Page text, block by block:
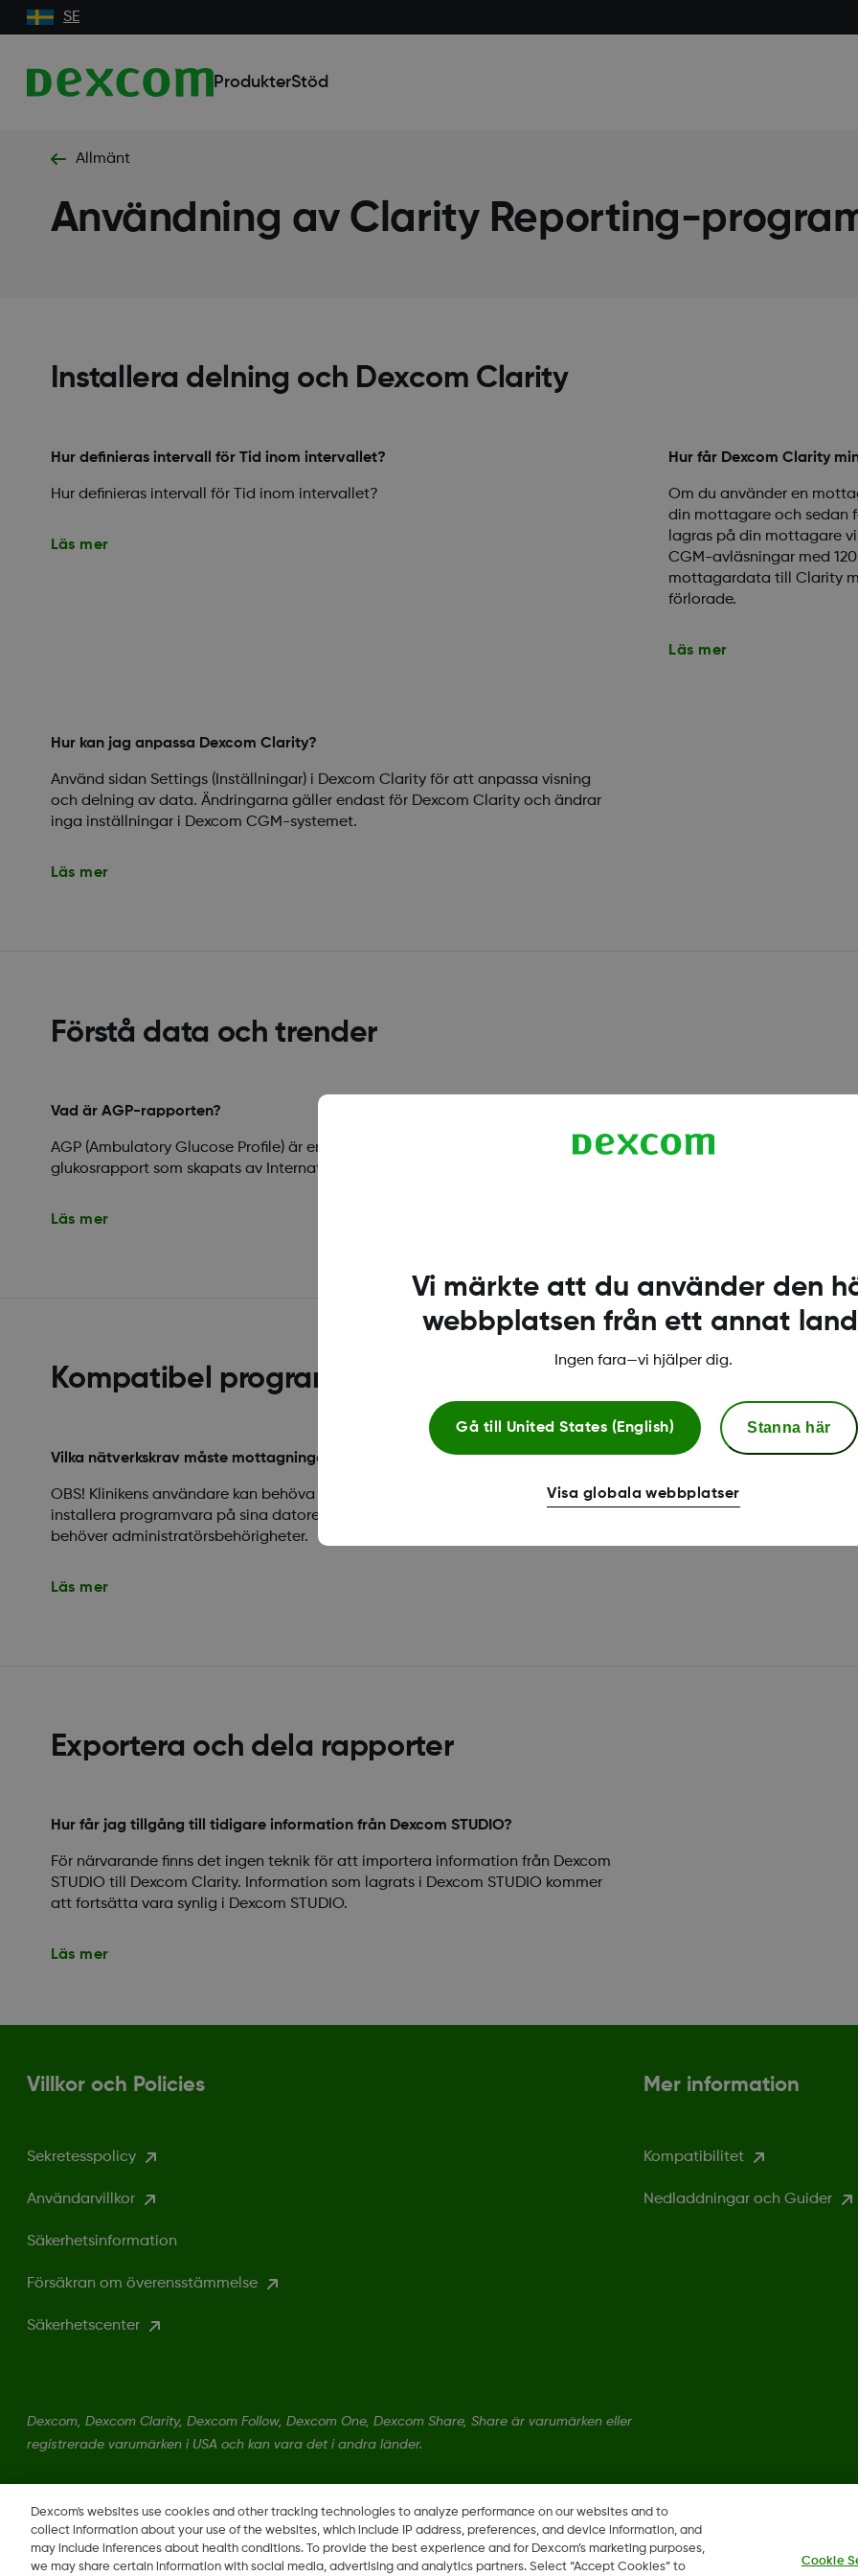
SE
ProdukterStöd
Allmänt
Användning av Clarity Reporting-
Installera delning och Dexcom Clarity
Hur definieras intervall för Tid inom intervallet?
Hur definieras intervall för Tid inom intervallet?
Läs mer
Hur får Dexcom Clarity
Om du använder en
din mottagare och sedan
lagras på din mottagare
CGM-avläsningar med
mottagardata till Clarity
förlorade.
Läs mer
Hur kan jag anpassa Dexcom Clarity?
Använd sidan Settings (Inställningar) i Dexcom Clarity för att anpassa visning
och delning av data. Ändringarna gäller endast för Dexcom Clarity och ändrar
inga inställningar i Dexcom CGM-systemet.
Läs mer
Förstå data och trender
Vad är AGP-rapporten?
AGP (Ambulatory Glucose Profile) är en licensierad, standardiserad
glukosrapport som skapats av International Diabetes Center (IDC).
Läs mer
All information som
Kompatibel programvara och kompatibla appar
Vilka nätverkskrav måste mottagningar känna till för Dexcom Clarity?
OBS! Klinikens användare kan behöva administratörsbehörigheter för att
installera programvara på sina datorer. Kontakta din lokala IT-support om du
behöver administratörsbehörigheter.
Läs mer
Exportera och dela rapporter
Hur får jag tillgång till tidigare information från Dexcom STUDIO?
För närvarande finns det ingen teknik för att importera information från Dexcom
STUDIO till Dexcom Clarity. Information som lagrats i Dexcom STUDIO kommer
att fortsätta vara synlig i Dexcom STUDIO.
Läs mer
Villkor och Policies
Sekretesspolicy
Användarvillkor
Säkerhetsinformation
Försäkran om överensstämmelse
Säkerhetscenter
Mer information
Kompatibilitet
Nedladdningar och Guider
Dexcom, Dexcom Clarity, Dexcom Follow, Dexcom One, Dexcom Share, Share är varumärken eller
registrerade varumärken i USA och kan vara det i andra länder.
Dexcom's websites use cookies and other tracking technologies to analyze performance on our websites and to
collect information about your use of the websites, which include IP address, preferences, and device information, and
may include inferences about health conditions. To provide the best experience and for Dexcom’s marketing purposes,
we may share certain information with social media, advertising and analytics partners. Select “Accept Cookies” to
Cookie
Vi märkte att du använder den
webbplatsen från ett annat
Ingen fara—vi hjälper dig.
Gå till United States (English) Stanna här
Visa globala webbplatser